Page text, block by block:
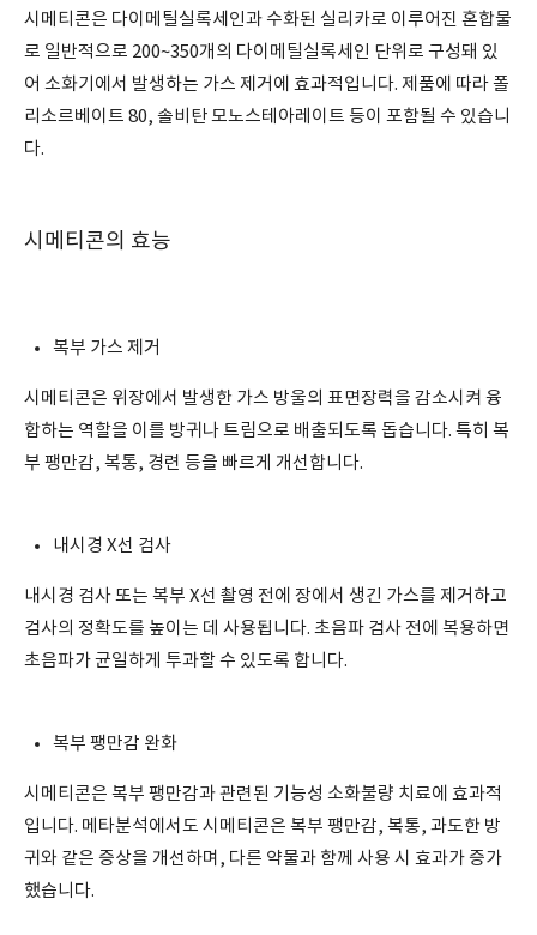
시메티콘은 다이메틸실록세인과 수화된 실리카로 이루어진 혼합물
로 일반적으로 200~350개의 다이메틸실록세인 단위로 구성돼 있
어 소화기에서 발생하는 가스 제거에 효과적입니다. 제품에 따라 폴
리소르베이트 80, 솔비탄 모노스테아레이트 등이 포함될 수 있습니
다.
시메티콘의 효능
복부 가스 제거
시메티콘은 위장에서 발생한 가스 방울의 표면장력을 감소시켜 융
합하는 역할을 이를 방귀나 트림으로 배출되도록 돕습니다. 특히 복
부 팽만감, 복통, 경련 등을 빠르게 개선합니다.
내시경 X선 검사
내시경 검사 또는 복부 X선 촬영 전에 장에서 생긴 가스를 제거하고
검사의 정확도를 높이는 데 사용됩니다. 초음파 검사 전에 복용하면
초음파가 균일하게 투과할 수 있도록 합니다.
복부 팽만감 완화
시메티콘은 복부 팽만감과 관련된 기능성 소화불량 치료에 효과적
입니다. 메타분석에서도 시메티콘은 복부 팽만감, 복통, 과도한 방
귀와 같은 증상을 개선하며, 다른 약물과 함께 사용 시 효과가 증가
했습니다.